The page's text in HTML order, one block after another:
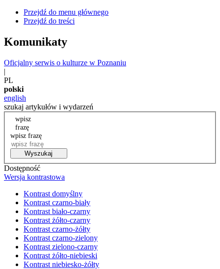
Przejdź do menu głównego
Przejdź do treści
Komunikaty
Oficjalny serwis o kulturze w Poznaniu
|
PL
polski
english
szukaj artykułów i wydarzeń
wpisz
frazę
wpisz frazę
Wyszukaj
Dostępność
Wersja kontrastowa
Kontrast domyślny
Kontrast czarno-biały
Kontrast biało-czarny
Kontrast żółto-czarny
Kontrast czarno-żółty
Kontrast czarno-zielony
Kontrast zielono-czarny
Kontrast żółto-niebieski
Kontrast niebiesko-żółty